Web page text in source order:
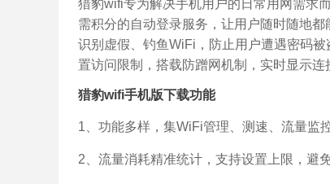
猎豹wifi专为解决手机用户的日常用网需求
需积分的自动登录服务，让用户随时随地
识别虚假、钓鱼WiFi，防止用户遭遇密码
置访问限制，搭载防蹭网机制，实时显示
猎豹wifi手机版下载功能
1、功能多样，集WiFi管理、测速、流量监
2、流量消耗精准统计，支持设置上限，避